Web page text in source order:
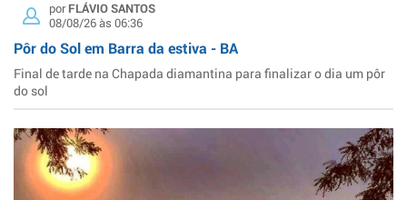
porFLÁVIO SANTOS
08/08/26 às 06:36
Pôr do Sol em Barra da estiva - BA
Final de tarde na Chapada diamantina para finalizar o dia um pôr
do sol